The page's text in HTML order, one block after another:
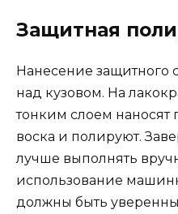
Защитная
Нанесение защитного
над кузовом. На
тонким слоем наносят
воска и полируют.
лучше выполнять
использование
должны быть